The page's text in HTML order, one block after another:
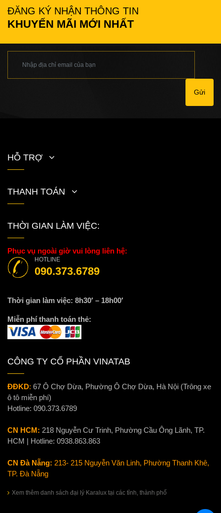
ĐĂNG KÝ NHẬN THÔNG TIN
KHUYẾN MÃI MỚI NHẤT
Gửi
HỖ TRỢ
THANH TOÁN
THỜI GIAN LÀM VIỆC:
Phục vụ ngoài giờ vui lòng liên hệ:
HOTLINE
090.373.6789
Thời gian làm việc: 8h30′ – 18h00′
Miễn phí thanh toán thẻ:
CÔNG TY CỔ PHẦN VINATAB
ĐĐKD: 67 Ô Chợ Dừa, Phường Ô Chợ Dừa, Hà Nội (Trông xe
ô tô miễn phí)
Hotline: 090.373.6789
CN HCM: 218 Nguyễn Cư Trinh, Phường Cầu Ông Lãnh, TP.
HCM | Hotline: 0938.863.863
CN Đà Nẵng: 213- 215 Nguyễn Văn Linh, Phường Thanh Khê,
TP. Đà Nẵng
Xem thêm danh sách đại lý Karalux tại các tỉnh, thành phố